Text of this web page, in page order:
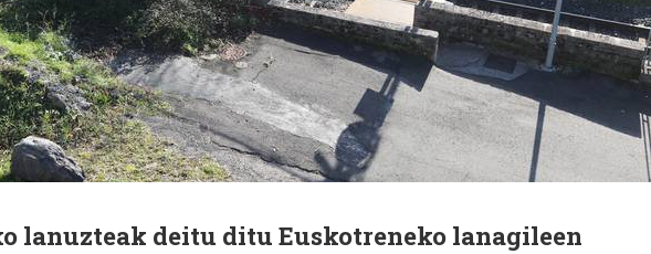
lanuzteak deitu ditu Euskotreneko lanagileen